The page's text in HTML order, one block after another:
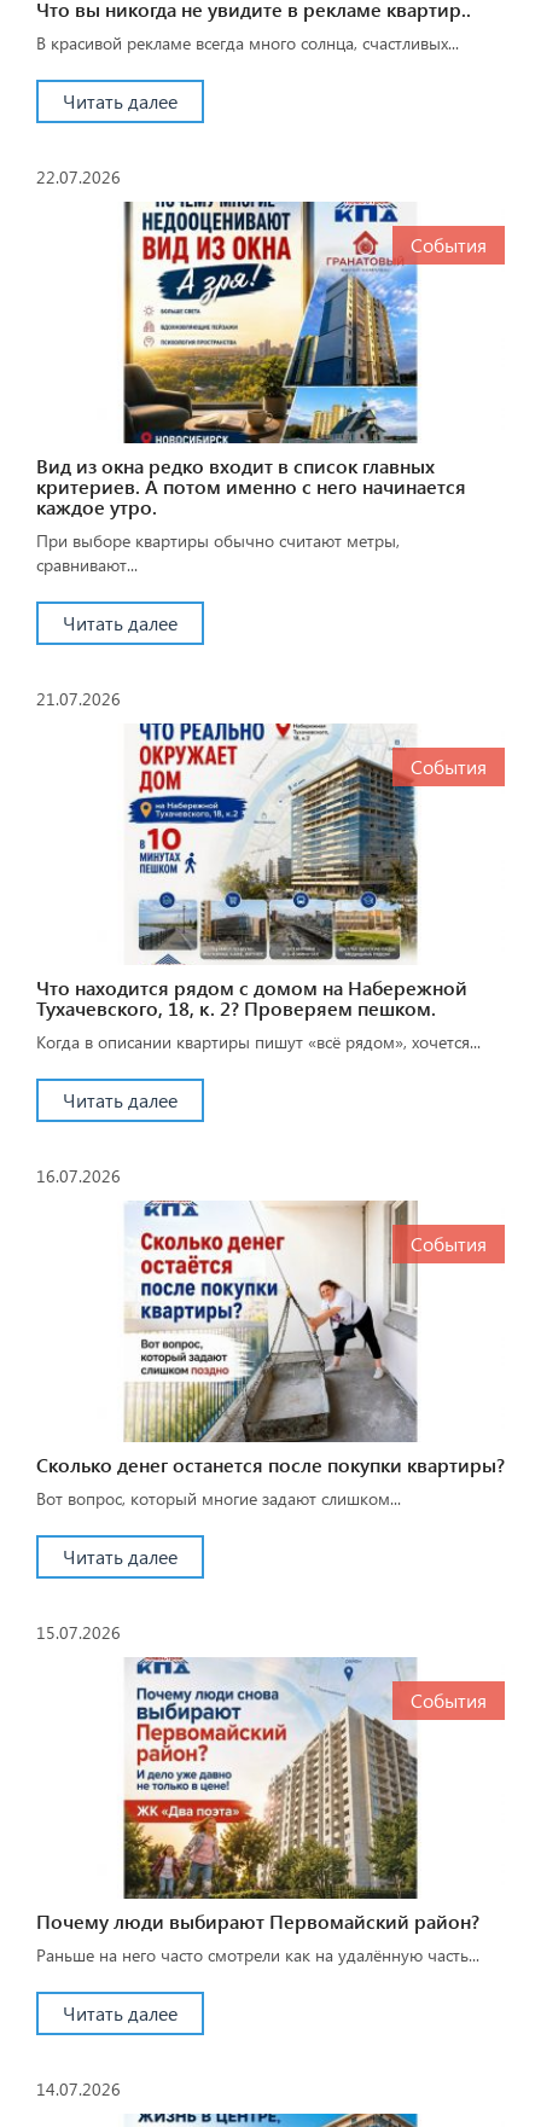
Что вы никогда не увидите в рекламе квартир..
В красивой рекламе всегда много солнца, счастливых...
Читать далее
22.07.2026
События
Вид из окна редко входит в список главных
критериев. А потом именно с него начинается
каждое утро.
При выборе квартиры обычно считают метры,
сравнивают...
Читать далее
21.07.2026
События
Что находится рядом с домом на Набережной
Тухачевского, 18, к. 2? Проверяем пешком.
Когда в описании квартиры пишут «всё рядом», хочется...
Читать далее
16.07.2026
События
Сколько денег останется после покупки квартиры?
Вот вопрос, который многие задают слишком...
Читать далее
15.07.2026
События
Почему люди выбирают Первомайский район?
Раньше на него часто смотрели как на удалённую часть...
Читать далее
14.07.2026